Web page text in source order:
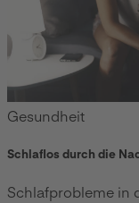
Gesundheit
Schlaflos durch die
Schlafprobleme in